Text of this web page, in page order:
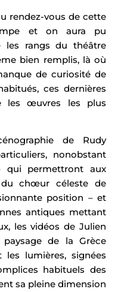
rendez-vous de cette
et on aura pu
les rangs du théâtre
bien remplis, là où
de curiosité de
ces dernières
les œuvres les plus
de Rudy
nonobstant
qui permettront aux
du chœur céleste de
position – et
antiques mettant
les vidéos de Julien
de la Grèce
les lumières, signées
habituels des
sa pleine dimension